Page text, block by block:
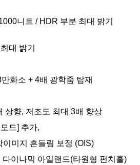
니트 / HDR 부분 최대 밝기
대 밝기
화소 + 4배 광학줌 탑재
상향, 저조도 최대 3배 향상
드] 추가,
미지 흔들림 보정 (OIS)
이나믹 아일랜드(타원형 펀치홀)